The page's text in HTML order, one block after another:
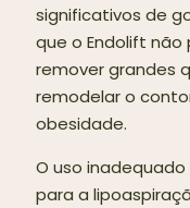
significativos de
que o Endolift
remover grandes
remodelar o
obesidade.
O uso
para a